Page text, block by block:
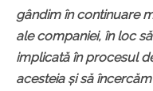
gândim în continuare
ale companiei, în loc
implicată în procesul
acesteia și să